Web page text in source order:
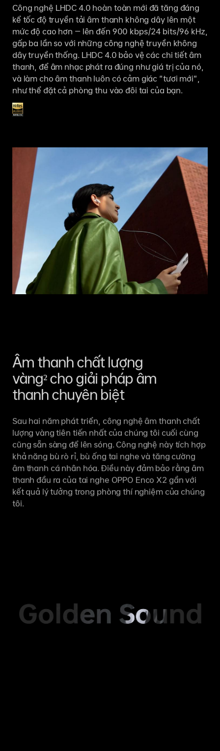
Công nghệ LHDC 4.0 hoàn toàn mới đã tăng đáng
kể tốc độ truyền tải âm thanh không dây lên một
mức độ cao hơn – lên đến 900 kbps/24 bits/96 kHz,
gấp ba lần so với những công nghệ truyền không
dây truyền thống. LHDC 4.0 bảo vệ các chi tiết âm
thanh, để âm nhạc phát ra đúng như giá trị của nó,
và làm cho âm thanh luôn có cảm giác “tươi mới”,
như thể đặt cả phòng thu vào đôi tai của bạn.
Âm thanh chất lượng
vàng² cho giải pháp âm
thanh chuyên biệt
Sau hai năm phát triển, công nghệ âm thanh chất
lượng vàng tiên tiến nhất của chúng tôi cuối cùng
cũng sẵn sàng để lên sóng. Công nghệ này tích hợp
khả năng bù rò rỉ, bù ống tai nghe và tăng cường
âm thanh cá nhân hóa. Điều này đảm bảo rằng âm
thanh đầu ra của tai nghe OPPO Enco X2 gần với
kết quả lý tưởng trong phòng thí nghiệm của chúng
tôi.